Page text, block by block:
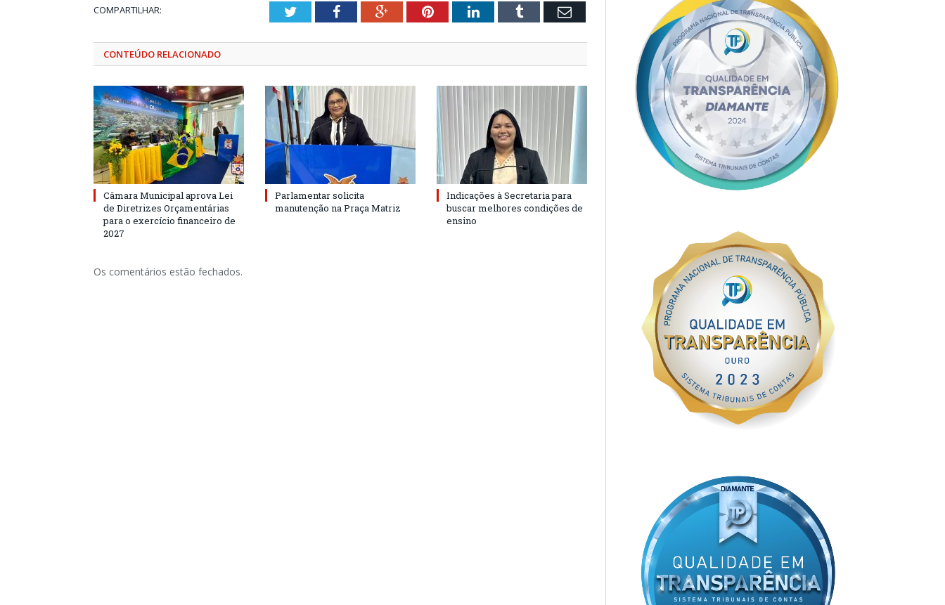
COMPARTILHAR: TwitterFacebookGoogle+PinterestLinkedInTumblr Email
CONTEÚDO RELACIONADO
Câmara Municipal aprova Lei
de Diretrizes Orçamentárias
para o exercício financeiro de
2027
Parlamentar solicita
manutenção na Praça Matriz
Indicações à Secretaria para
buscar melhores condições de
ensino
Os comentários estão fechados.